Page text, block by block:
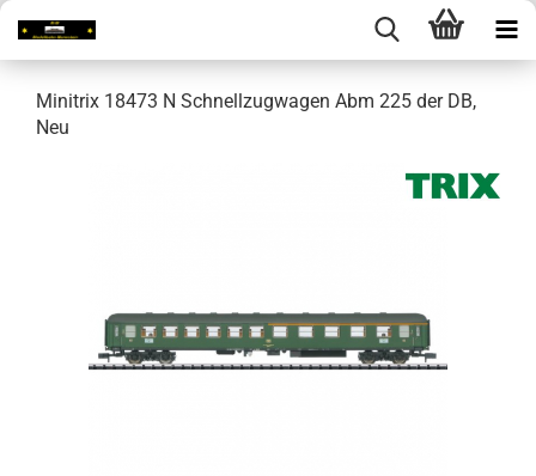
Minitrix 18473 N Schnellzugwagen Abm 225 der DB,
Neu